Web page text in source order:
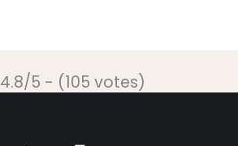
4.8/5 - (105 votes)